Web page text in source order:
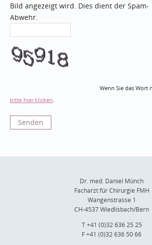
Bild angezeigt wird. Dies dient der Spam-
Abwehr.
Wenn Sie das Wort
bitte hier klicken.
Dr. med. Daniel Münch
Facharzt für Chirurgie FMH
Wangenstrasse 1
CH-4537 Wiedlisbach/Bern
T +41 (0)32 636 25 25
F +41 (0)32 636 50 66